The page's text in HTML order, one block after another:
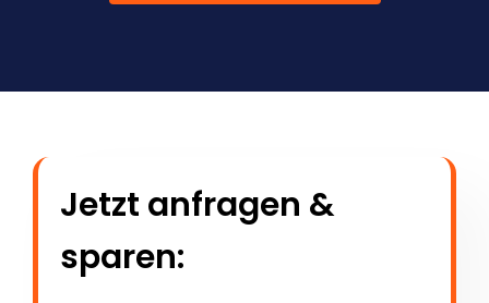
Jetzt anfragen &
sparen: